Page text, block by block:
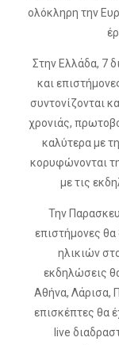
ολόκληρη την
Στην Ελλάδα, 7
και
συντονίζονται
χρονιάς,
καλύτερα με
κορυφώνονται
με τις
Την
επιστήμονες
ηλικιών
εκδηλώσεις
Αθήνα, Λάρισα,
επισκέπτες θα
live